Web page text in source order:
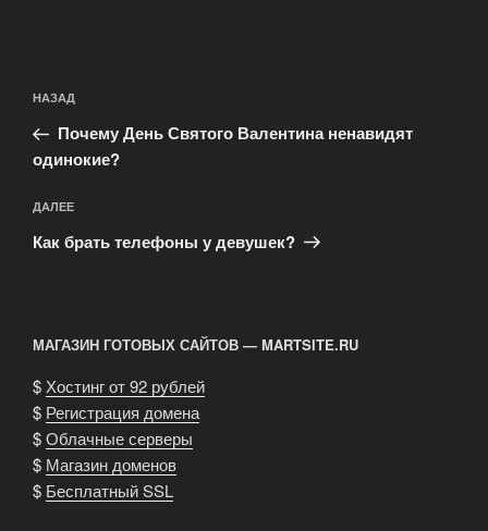
по
записям
Предыдущая
запись:
НАЗАД
Почему День Святого Валентина ненавидят
одинокие?
Следующая
запись
ДАЛЕЕ
Как брать телефоны у девушек?
МАГАЗИН ГОТОВЫХ САЙТОВ — MARTSITE.RU
$Хостинг от 92 рублей
$ Регистрация домена
$Облачные серверы
$ Магазин доменов
$ Бесплатный SSL